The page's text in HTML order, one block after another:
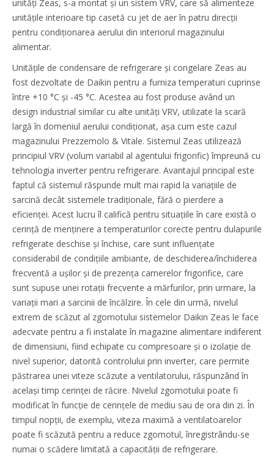
unități Zeas, s-a montat și un sistem VRV, care să alimenteze
unitățile interioare tip casetă cu jet de aer în patru direcții
pentru condiționarea aerului din interiorul magazinului
alimentar.
Unitățile de condensare de refrigerare și congelare Zeas au
fost dezvoltate de Daikin pentru a furniza temperaturi cuprinse
între +10 °C și -45 °C. Acestea au fost produse având un
design industrial similar cu alte unități VRV, utilizate la scară
largă în domeniul aerului condiționat, așa cum este cazul
magazinului Prezzemolo & Vitale. Sistemul Zeas utilizează
principiul VRV (volum variabil al agentului frigorific) împreună cu
tehnologia inverter pentru refrigerare. Avantajul principal este
faptul că sistemul răspunde mult mai rapid la variațiile de
sarcină decât sistemele tradiționale, fără o pierdere a
eficienței. Acest lucru îl califică pentru situațiile în care există o
cerință de menținere a temperaturilor corecte pentru dulapurile
refrigerate deschise și închise, care sunt influențate
considerabil de condițiile ambiante, de deschiderea/închiderea
frecventă a ușilor și de prezența camerelor frigorifice, care
sunt supuse unei rotații frecvente a mărfurilor, prin urmare, la
variații mari a sarcinii de încălzire. În cele din urmă, nivelul
extrem de scăzut al zgomotului sistemelor Daikin Zeas le face
adecvate pentru a fi instalate în magazine alimentare indiferent
de dimensiuni, fiind echipate cu compresoare și o izolație de
nivel superior, datorită controlului prin inverter, care permite
păstrarea unei viteze scăzute a ventilatorului, răspunzând în
același timp cerinței de răcire. Nivelul zgomotului poate fi
modificat în funcție de cerințele de mediu sau de ora din zi. În
timpul nopții, de exemplu, viteza maximă a ventilatoarelor
poate fi scăzută pentru a reduce zgomotul, înregistrându-se
numai o scădere limitată a capacității de refrigerare.